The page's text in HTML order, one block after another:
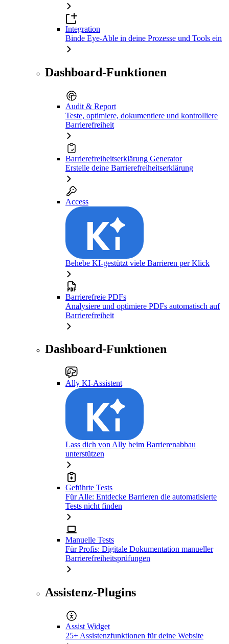
Integration
Binde Eye-Able in deine Prozesse und Tools ein
Dashboard-Funktionen
Audit & Report
Teste, optimiere, dokumentiere und kontrolliere
Barrierefreiheit
Barrierefreiheitserklärung Generator
Erstelle deine Barrierefreiheitserklärung
Access
Behebe KI-gestützt viele Barrieren per Klick
Barrierefreie PDFs
Analysiere und optimiere PDFs automatisch auf
Barrierefreiheit
Dashboard-Funktionen
Ally KI-Assistent
Lass dich von Ally beim Barrierenabbau
unterstützen
Geführte Tests
Für Alle: Entdecke Barrieren die automatisierte
Tests nicht finden
Manuelle Tests
Für Profis: Digitale Dokumentation manueller
Barrierefreiheitsprüfungen
Assistenz-Plugins
Assist Widget
25+ Assistenzfunktionen für deine Website